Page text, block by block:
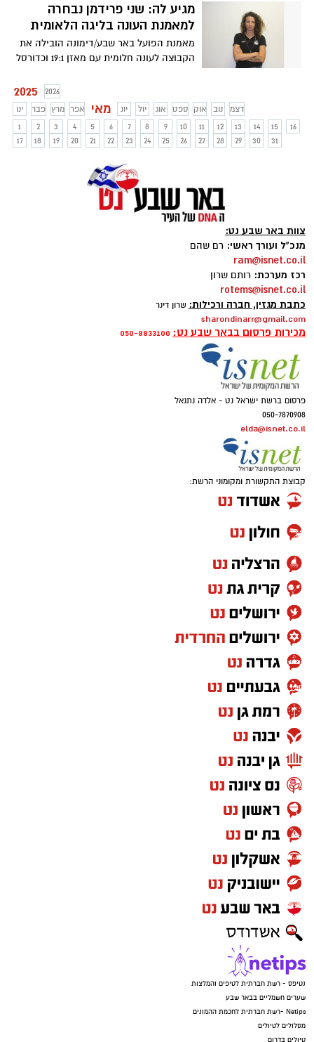
ויצטרף לאוניברסיטת LSU היוקרתית, ממנה
יצא שאקיל אוניל האגדי
מגיע לה: שני פרידמן נבחרה
למאמנת העונה בליגה הלאומית
מאמנת הפועל באר שבע/דימונה הובילה את
הקבוצה לעונה חלומית עם מאזן 19:1 וכדורסל
לליגת העל במשחק גורלי מול בני יהודה בבית
דני
2025
2026
ינו
פבר מרץ אפר מאי יונ יול אוג ספט אוק נוב
דצמ
1
2 3 4 5 6 7 8 9 10 11 12 13 14 15
16
17
18 19 20 21 22 23 24 25 26 27 28 29 30 31
צוות באר שבע נט:
מנכ"ל ועורך ראשי: רם שהם
ram@isnet.co.il
רכז מערכת: רותם שרון
rotems@isnet.co.il
כתבת מגזין, חברה ורכילות: שרון דינר
sharondinarr@gmail.com
מכירות פרסום בבאר שבע נט: 050-8833100
פרסום ברשת ישראל נט - אלדה נתנאל
050-7870908
elda@isnet.co.il
קבוצת התקשורת ומקומוני הרשת:
נטיפס - רשת חברתית לטיפים והמלצות
שערים חשמליים בבאר שבע
Netips -רשת חברתית לחכמת ההמונים
מסלולים לטיולים
טיולים בדרום